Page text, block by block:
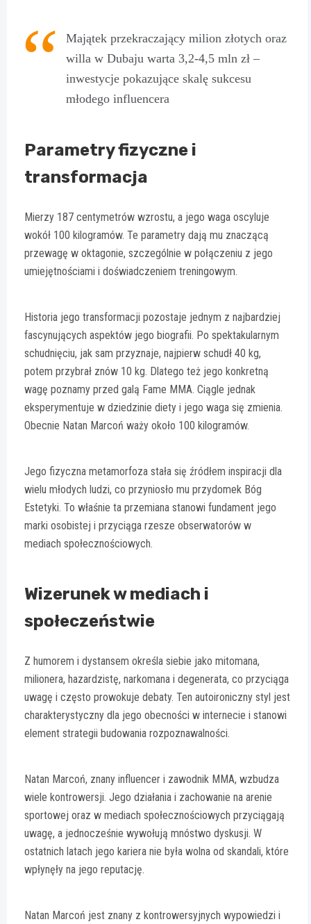
Majątek przekraczający milion złotych oraz
willa w Dubaju warta 3,2-4,5 mln zł –
inwestycje pokazujące skalę sukcesu
młodego influencera
Parametry fizyczne i
transformacja
Mierzy 187 centymetrów wzrostu, a jego waga oscyluje
wokół 100 kilogramów. Te parametry dają mu znaczącą
przewagę w oktagonie, szczególnie w połączeniu z jego
umiejętnościami i doświadczeniem treningowym.
Historia jego transformacji pozostaje jednym z najbardziej
fascynujących aspektów jego biografii. Po spektakularnym
schudnięciu, jak sam przyznaje, najpierw schudł 40 kg,
potem przybrał znów 10 kg. Dlatego też jego konkretną
wagę poznamy przed galą Fame MMA. Ciągle jednak
eksperymentuje w dziedzinie diety i jego waga się zmienia.
Obecnie Natan Marcoń waży około 100 kilogramów.
Jego fizyczna metamorfoza stała się źródłem inspiracji dla
wielu młodych ludzi, co przyniosło mu przydomek Bóg
Estetyki. To właśnie ta przemiana stanowi fundament jego
marki osobistej i przyciąga rzesze obserwatorów w
mediach społecznościowych.
Wizerunek w mediach i
społeczeństwie
Z humorem i dystansem określa siebie jako mitomana,
milionera, hazardzistę, narkomana i degenerata, co przyciąga
uwagę i często prowokuje debaty. Ten autoironiczny styl jest
charakterystyczny dla jego obecności w internecie i stanowi
element strategii budowania rozpoznawalności.
Natan Marcoń, znany influencer i zawodnik MMA, wzbudza
wiele kontrowersji. Jego działania i zachowanie na arenie
sportowej oraz w mediach społecznościowych przyciągają
uwagę, a jednocześnie wywołują mnóstwo dyskusji. W
ostatnich latach jego kariera nie była wolna od skandali, które
wpłynęły na jego reputację.
Natan Marcoń jest znany z kontrowersyjnych wypowiedzi i